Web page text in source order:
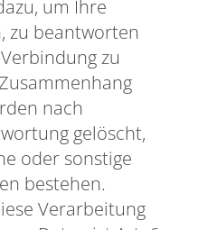
um Ihre
zu beantworten
zu
nach
gelöscht,
oder sonstige
bestehen.
Verarbeitung